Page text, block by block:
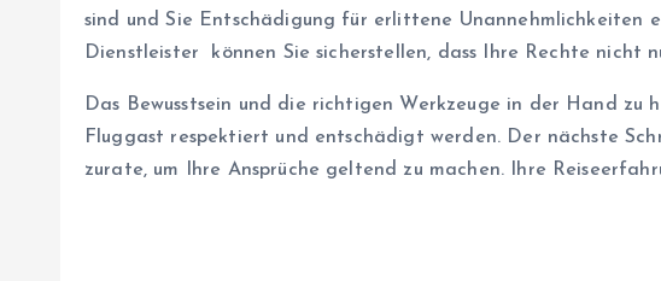
sind und Sie Entschädigung für erlittene
Dienstleister können Sie sicherstellen, dass Ihre Rechte nicht
Das Bewusstsein und die richtigen Werkzeuge in der Hand
Fluggast respektiert und entschädigt werden. Der nächste
zurate, um Ihre Ansprüche geltend zu machen. Ihre